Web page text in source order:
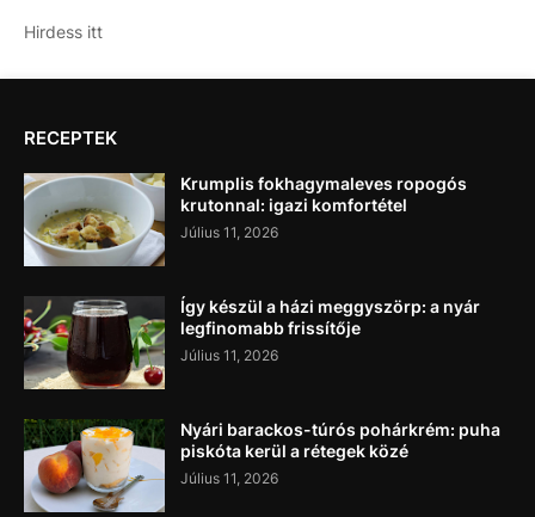
Hirdess itt
RECEPTEK
Krumplis fokhagymaleves ropogós
krutonnal: igazi komfortétel
Július 11, 2026
Így készül a házi meggyszörp: a nyár
legfinomabb frissítője
Július 11, 2026
Nyári barackos-túrós pohárkrém: puha
piskóta kerül a rétegek közé
Július 11, 2026